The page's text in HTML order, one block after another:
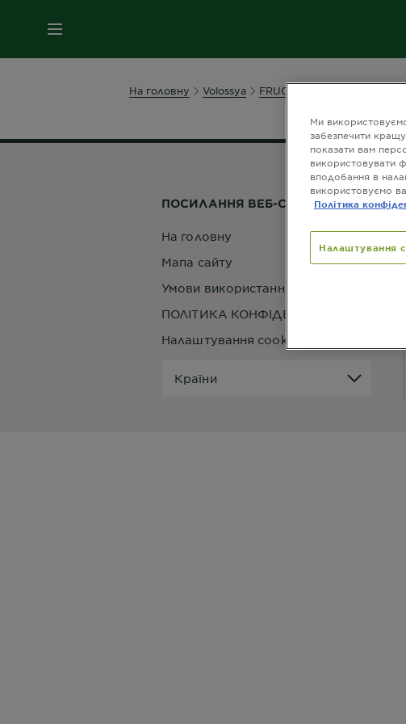
МЕНЮ
На головну Volossya FRUCTIS
ПОСИЛАННЯ ВЕБ-САЙТУ
На головну
Мапа сайту
Умови використання веб-сайту
ПОЛІТИКА КОНФІДЕНЦІЙНОСТІ
Налаштування cookie
Країни
Ми
забезпечити
показати вам
використовувати
вподобання в
використовуємо
Політика
Налаштування